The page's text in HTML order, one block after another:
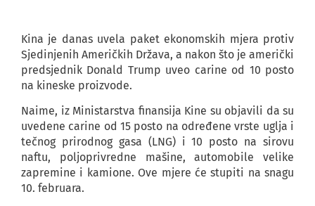
Kina je danas uvela paket ekonomskih mjera protiv
Sjedinjenih Američkih Država, a nakon što je američki
predsjednik Donald Trump uveo carine od 10 posto
na kineske proizvode.
Naime, iz Ministarstva finansija Kine su objavili da su
uvedene carine od 15 posto na određene vrste uglja i
tečnog prirodnog gasa (LNG) i 10 posto na sirovu
naftu, poljoprivredne mašine, automobile velike
zapremine i kamione. Ove mjere će stupiti na snagu
10. februara.